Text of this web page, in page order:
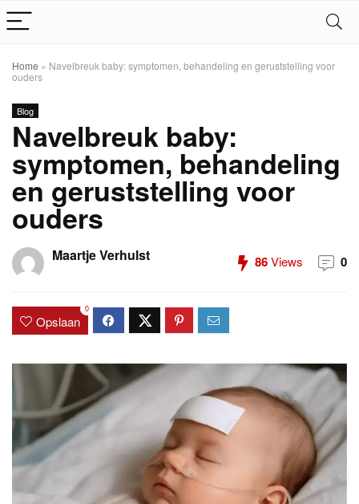
Home » Navelbreuk baby: symptomen, behandeling en geruststelling voor
ouders
Blog
Navelbreuk baby:
symptomen, behandeling
en geruststelling voor
ouders
Maartje Verhulst 86Views 0
Opslaan
0